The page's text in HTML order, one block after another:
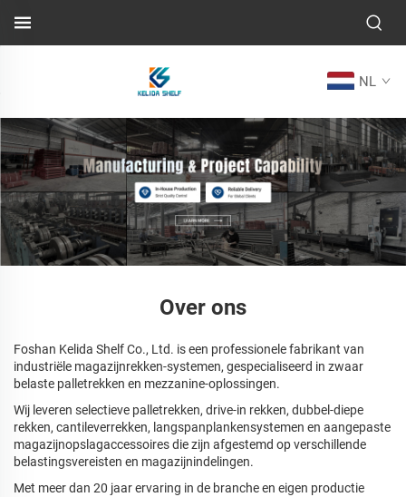
NL
Over ons
Foshan Kelida Shelf Co., Ltd. is een professionele fabrikant van
industriële magazijnrekken-systemen, gespecialiseerd in zwaar
belaste palletrekken en mezzanine-oplossingen.
Wij leveren selectieve palletrekken, drive-in rekken, dubbel-diepe
rekken, cantileverrekken, langspanplankensystemen en aangepaste
magazijnopslagaccessoires die zijn afgestemd op verschillende
belastingsvereisten en magazijnindelingen.
Met meer dan 20 jaar ervaring in de branche en eigen productie